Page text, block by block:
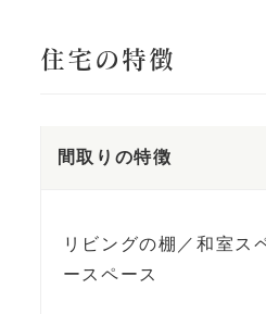
住宅の特徴
間取りの特徴
リビングの棚／和室ス
ースペース